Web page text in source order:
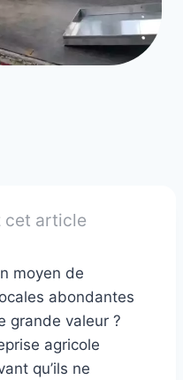
cet article
moyen de
abondantes
grande valeur ?
agricole
qu’ils ne